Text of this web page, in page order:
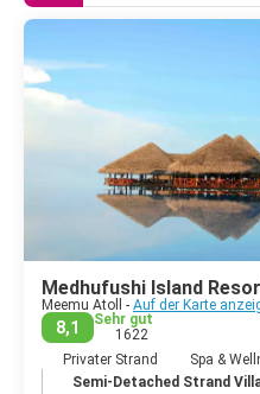
Medhufushi Island
Meemu Atoll - Auf der Karte
8,1
Sehr gut
1622
Privater Strand
Spa &
Semi-Detached Strand